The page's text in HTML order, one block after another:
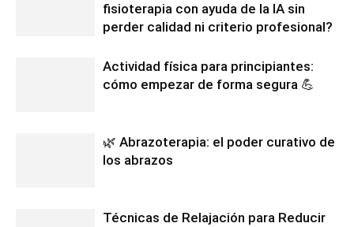
fisioterapia con ayuda de la IA sin
perder calidad ni criterio profesional?
Actividad física para principiantes:
cómo empezar de forma segura 💪
🌿 Abrazoterapia: el poder curativo de
los abrazos
Técnicas de Relajación para Reducir